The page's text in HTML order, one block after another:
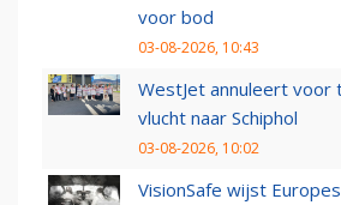
voor bod
03-08-2026, 10:43
WestJet annuleert voor
vlucht naar Schiphol
03-08-2026, 10:02
VisionSafe wijst